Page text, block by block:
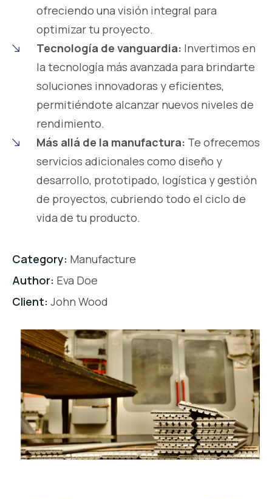
ofreciendo una visión integral para
optimizar tu proyecto.
Tecnología de vanguardia: Invertimos en
la tecnología más avanzada para brindarte
soluciones innovadoras y eficientes,
permitiéndote alcanzar nuevos niveles de
rendimiento.
Más allá de la manufactura: Te ofrecemos
servicios adicionales como diseño y
desarrollo, prototipado, logística y gestión
de proyectos, cubriendo todo el ciclo de
vida de tu producto.
Category: Manufacture
Author: Eva Doe
Client: John Wood